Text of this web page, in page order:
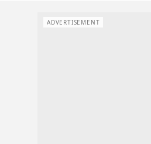
ADVERTISEMENT